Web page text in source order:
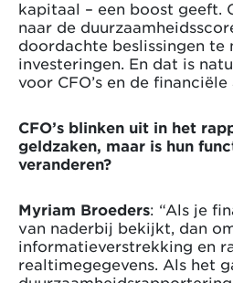
kapitaal – een boost geeft.
naar de
doordachte beslissingen te
investeringen. En dat is
voor CFO’s en de financiële
CFO’s blinken uit in het
geldzaken, maar is hun
veranderen?
Myriam Broeders: “Als je
van naderbij bekijkt, dan
informatieverstrekking en
realtimegegevens. Als het